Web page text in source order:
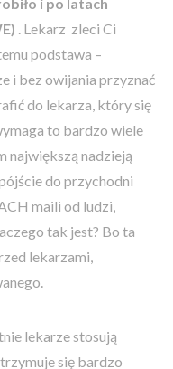
i po latach
. Lekarz zleci Ci
podstawa –
i bez owijania przyznać
do lekarza, który się
to bardzo wiele
największą nadzieją
do przychodni
maili od ludzi,
tak jest? Bo ta
lekarzami,
lekarze stosują
się bardzo